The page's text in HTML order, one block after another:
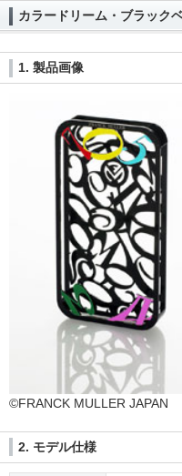
カラードリーム・ブラック
1. 製品画像
©FRANCK MULLER JAPAN
2. モデル仕様